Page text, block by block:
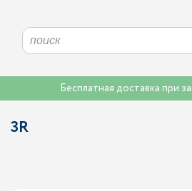
Бесплатная доставка при
3R